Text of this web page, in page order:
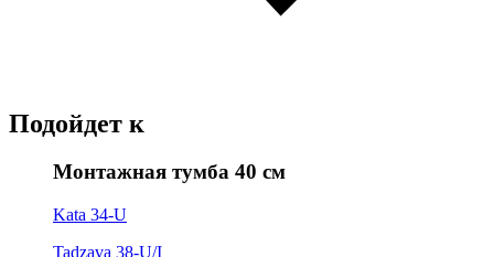
Подойдет к
Монтажная тумба 40 см
Kata 34-U
Tadzava 38-U/I